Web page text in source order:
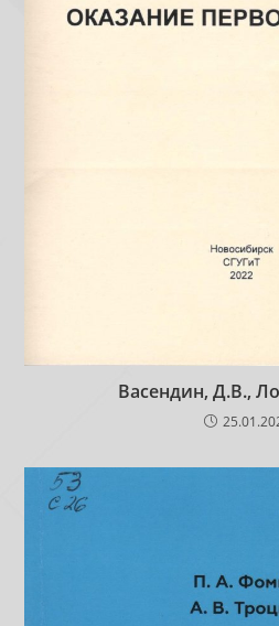
Васендин, Д.В.,